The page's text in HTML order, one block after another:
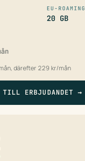
EU-ROAMING
20 GB
därefter 229 kr/mån
TILL ERBJUDANDET→